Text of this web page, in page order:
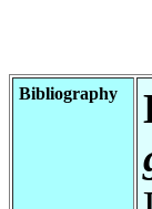
Bibliography